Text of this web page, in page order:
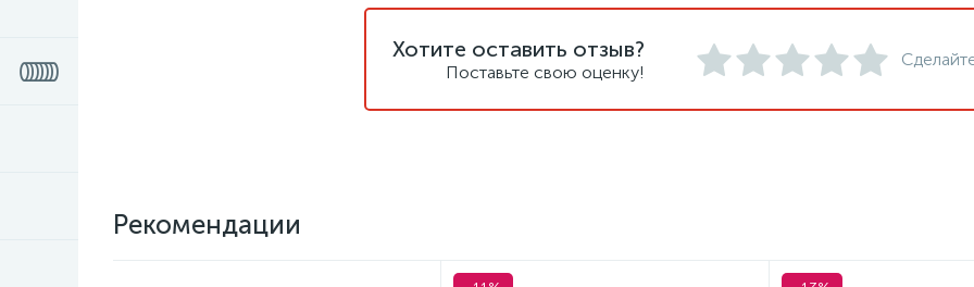
Хотите оставить отзыв?
Поставьте свою оценку!
Рекомендации